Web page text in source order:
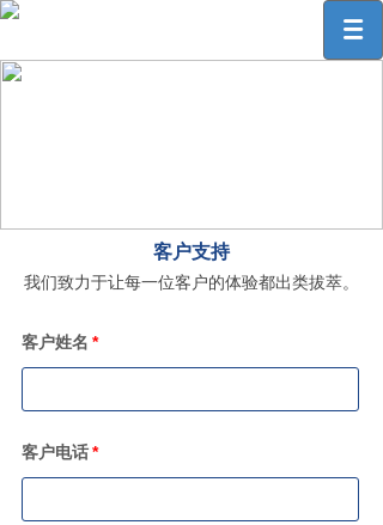
客户支持
我们致力于让每一位客户的体验都出类拔萃。
客户姓名 *
客户电话 *